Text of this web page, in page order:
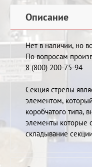
Описание
Нет в наличии, но
По вопросам
8 (800) 200-75-94
Секция стрелы
элементом,
коробчатого типа,
элементы которые
складывание